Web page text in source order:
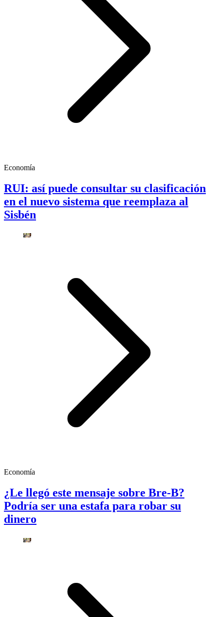
Economía
RUI: así puede consultar su clasificación
en el nuevo sistema que reemplaza al
Sisbén
Economía
¿Le llegó este mensaje sobre Bre-B?
Podría ser una estafa para robar su
dinero